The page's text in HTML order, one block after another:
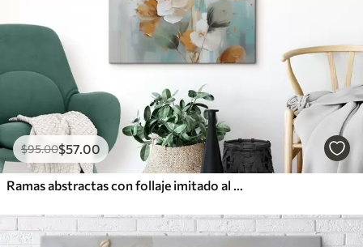
$95.00$57.00
Ramas abstractas con follaje imitado al estilo de una pintura